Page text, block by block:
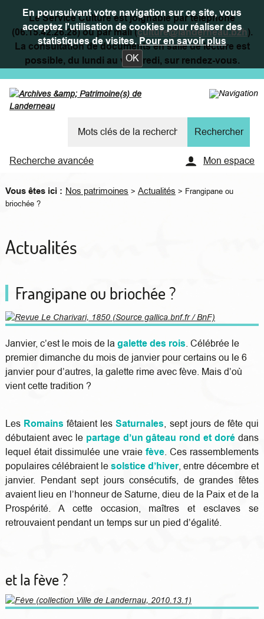
En poursuivant votre navigation sur ce site, vous
acceptez l'utilisation de cookies pour réaliser des
statistiques de visites.Pour en savoir plus
OK
Le Service Culture est joignable par téléphone
(06.15.42.26.28) ou par mail (culture@landerneau.bzh).
La consultation de documents en salle de lecture est
possible, du lundi au vendredi, sur rendez-vous.
Recherche avancée Mon espace
Vous êtes ici : Nos patrimoines > Actualités > Frangipane ou
briochée ?
Actualités
Frangipane ou briochée ?
Janvier, c’est le mois de la galette des rois. Célébrée le
premier dimanche du mois de janvier pour certains ou le 6
janvier pour d’autres, la galette rime avec fève. Mais d’où
vient cette tradition ?
Les Romains fêtaient lesSaturnales, sept jours de fête qui
débutaient avec le partage d’un gâteau rond et doré dans
lequel était dissimulée une vraiefève. Ces rassemblements
populaires célébraient lesolstice d’hiver, entre décembre et
janvier. Pendant sept jours consécutifs, de grandes fêtes
avaient lieu en l’honneur de Saturne, dieu de la Paix et de la
Prospérité. A cette occasion, maîtres et esclaves se
retrouvaient pendant un temps sur un pied d’égalité.
et la fève ?